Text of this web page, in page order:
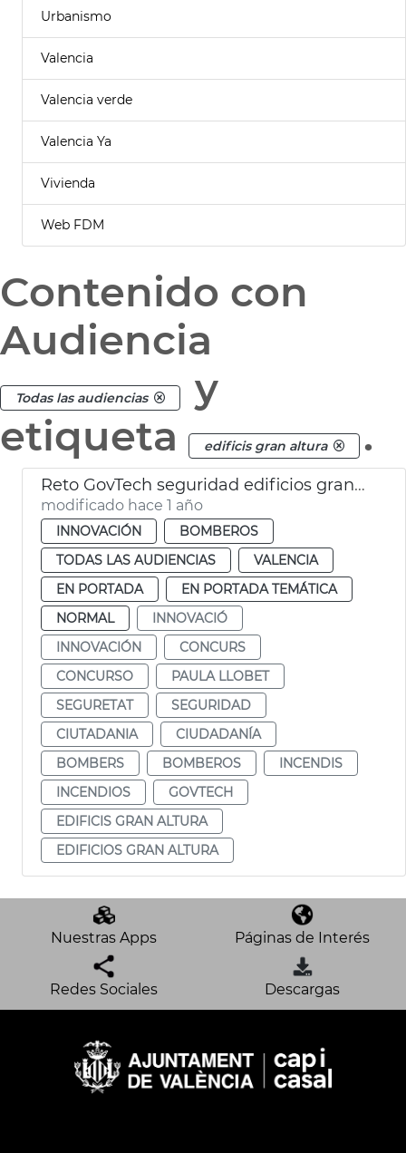
Urbanismo
Valencia
Valencia verde
Valencia Ya
Vivienda
Web FDM
Contenido con
Audiencia
Todas las audiencias
y
etiqueta
edificis gran altura .
Reto GovTech seguridad edificios gran altura
modificado hace 1 año
INNOVACIÓN
BOMBEROS
TODAS LAS AUDIENCIAS
VALENCIA
EN PORTADA
EN PORTADA TEMÁTICA
NORMAL
INNOVACIÓ
INNOVACIÓN
CONCURS
CONCURSO
PAULA LLOBET
SEGURETAT
SEGURIDAD
CIUTADANIA
CIUDADANÍA
BOMBERS
BOMBEROS
INCENDIS
INCENDIOS
GOVTECH
EDIFICIS GRAN ALTURA
EDIFICIOS GRAN ALTURA
Nuestras Apps Páginas de Interés
Redes Sociales Descargas